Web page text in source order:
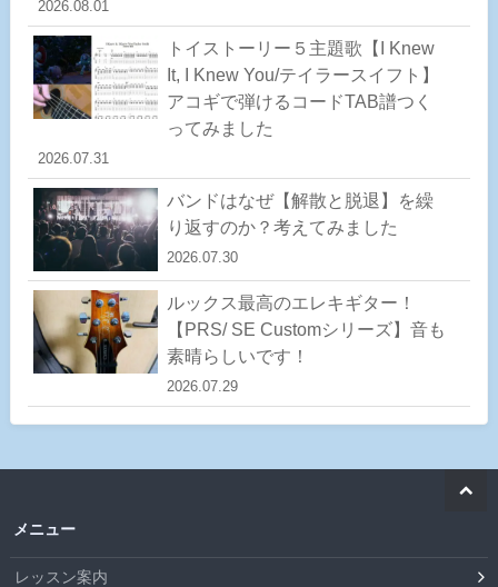
2026.08.01
トイストーリー５主題歌【I Knew
It, I Knew You/テイラースイフト】
アコギで弾けるコードTAB譜つく
ってみました
2026.07.31
バンドはなぜ【解散と脱退】を繰
り返すのか？考えてみました
2026.07.30
ルックス最高のエレキギター！
【PRS/ SE Customシリーズ】音も
素晴らしいです！
2026.07.29
メニュー
レッスン案内